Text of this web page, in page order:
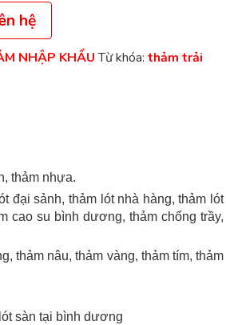
hệ
NHẬP KHẨU Từ khóa: thảm trải
thảm nhựa.
đại sảnh, thảm lót nhà hàng, thảm lót
cao su bình dương, thảm chống trầy,
thảm nâu, thảm vàng, thảm tím, thảm
sàn tại bình dương